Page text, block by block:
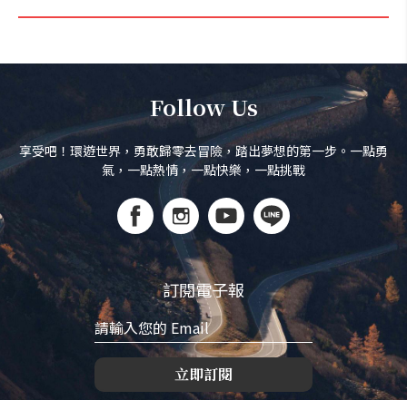
Follow Us
享受吧！環遊世界，勇敢歸零去冒險，踏出夢想的第一步。一點勇
氣，一點熱情，一點快樂，一點挑戰
訂閱電子報
立即訂閱